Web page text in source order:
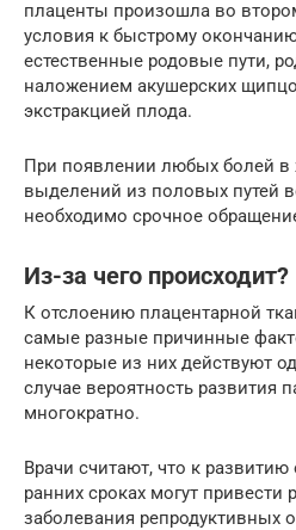
плаценты произошла во
условия к быстрому
естественные родовые пути,
наложением акушерских
экстракцией плода.
При появлении любых болей в
выделений из половых путей
необходимо срочное
Из-за чего происходит?
К отслоению плацентарной
самые разные причинные
некоторые из них действуют
случае вероятность развития
многократно.
Врачи считают, что к
ранних сроках могут привести
заболевания репродуктивных